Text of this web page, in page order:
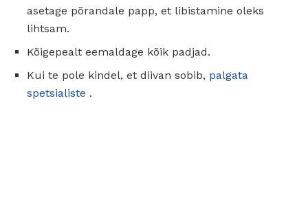
asetage põrandale papp, et libistamine oleks
lihtsam.
Kõigepealt eemaldage kõik padjad.
Kui te pole kindel, et diivan sobib, palgata
spetsialiste .